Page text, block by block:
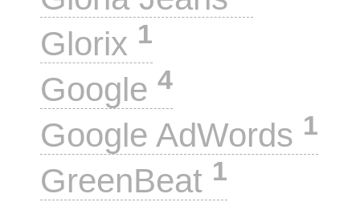
Glorix 1
Google 4
Google AdWords 1
GreenBeat 1